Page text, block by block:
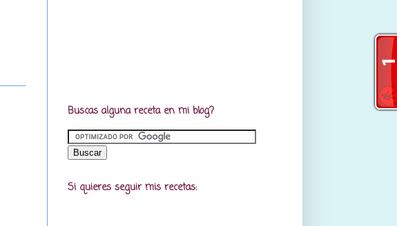
Buscas alguna receta en mi blog?
Si quieres seguir mis recetas: